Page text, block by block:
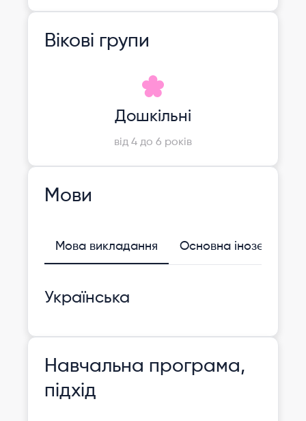
Вікові групи
Дошкільні
від 4 до 6 років
Мови
Мова викладання Основна іноземна
Українська
Навчальна програма,
підхід